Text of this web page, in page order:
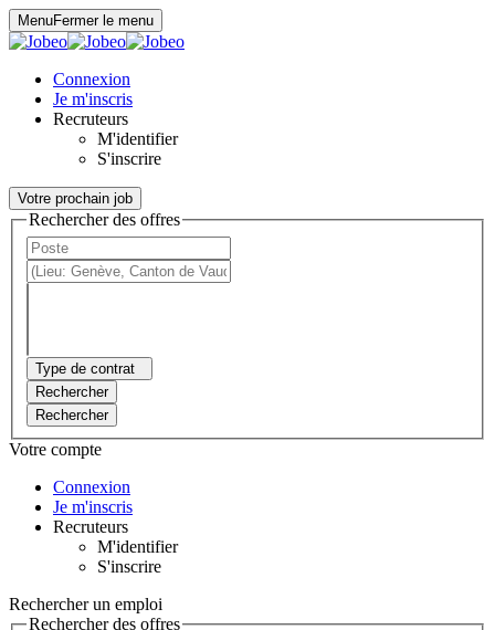
MenuFermer le menu
Connexion
Je m'inscris
Recruteurs
M'identifier
S'inscrire
Votre prochain job
Rechercher des offres
Type de contrat
Rechercher
Rechercher
Votre compte
Connexion
Je m'inscris
Recruteurs
M'identifier
S'inscrire
Rechercher un emploi
Rechercher des offres
Panneau de gestion des cookies